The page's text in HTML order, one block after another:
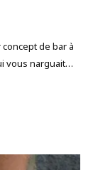
de bar à
vous narguait…